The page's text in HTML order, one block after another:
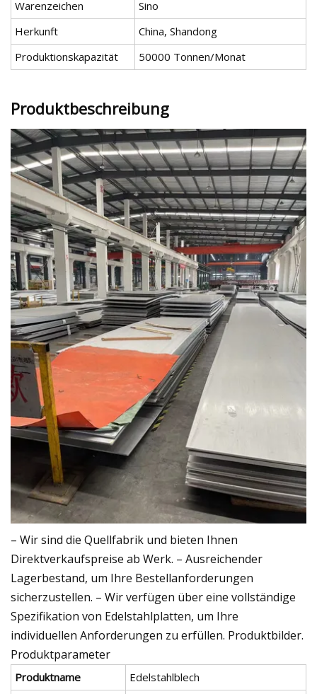
Warenzeichen
Sino
Herkunft
China, Shandong
Produktionskapazität
50000 Tonnen/Monat
Produktbeschreibung
– Wir sind die Quellfabrik und bieten Ihnen
Direktverkaufspreise ab Werk. – Ausreichender
Lagerbestand, um Ihre Bestellanforderungen
sicherzustellen. – Wir verfügen über eine vollständige
Spezifikation von Edelstahlplatten, um Ihre
individuellen Anforderungen zu erfüllen. Produktbilder.
Produktparameter
Produktname
Edelstahlblech